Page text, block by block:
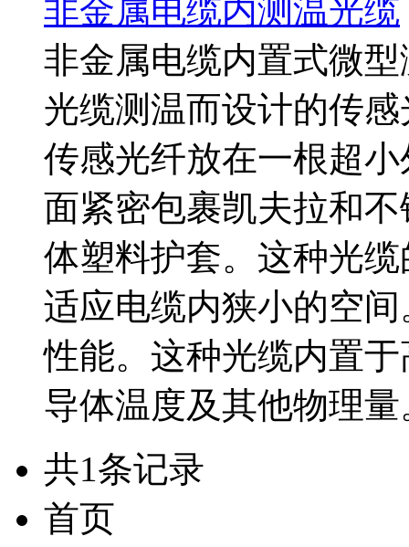
非金属电缆内测温光缆
非金属电缆内置式微
光缆测温而设计的传
传感光纤放在一根超
面紧密包裹凯夫拉和
体塑料护套。这种光
适应电缆内狭小的空
性能。这种光缆内置
导体温度及其他物理量
共1条记录
首页